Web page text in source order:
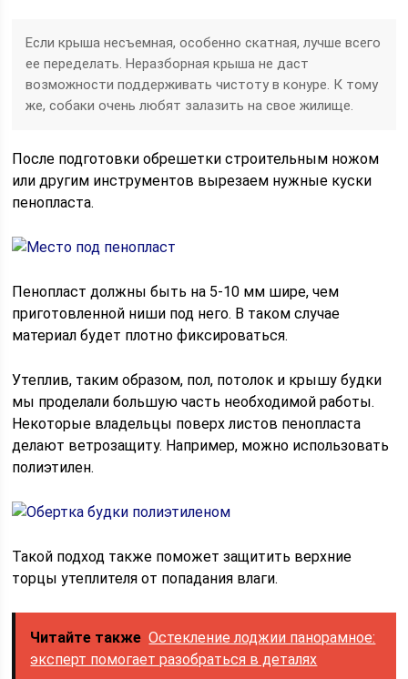
Если крыша несъемная, особенно скатная, лучше всего
ее переделать. Неразборная крыша не даст
возможности поддерживать чистоту в конуре. К тому
же, собаки очень любят залазить на свое жилище.
После подготовки обрешетки строительным ножом
или другим инструментов вырезаем нужные куски
пенопласта.
Пенопласт должны быть на 5-10 мм шире, чем
приготовленной ниши под него. В таком случае
материал будет плотно фиксироваться.
Утеплив, таким образом, пол, потолок и крышу будки
мы проделали большую часть необходимой работы.
Некоторые владельцы поверх листов пенопласта
делают ветрозащиту. Например, можно использовать
полиэтилен.
Такой подход также поможет защитить верхние
торцы утеплителя от попадания влаги.
Читайте также Остекление лоджии панорамное:
эксперт помогает разобраться в деталях